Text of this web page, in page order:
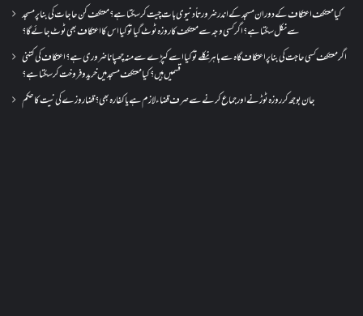
کیا معتکف اعتکاف کے دوران مسجد کے اندر ضرورتاً دنیوی بات چیت کر سکتا ہے؟معتکف کن حاجات کی بنا پر مسجد
سے نکل سکتا ہے؟ اگر کسی وجہ سے معتکف کا روزہ ٹوٹ گیا تو کیا اس کا اعتکاف بھی ٹوٹ جائے گا؟
اگر معتکف کسی حاجت کی بنا پر اعتکاف گاہ سے باہر نکلے تو کیا اسے کپڑے سے منہ چھپانا ضروری ہے؟اعتکاف کی کتنی
قسمیں ہیں؟کیا معتکف مسجد میں خرید و فروخت کر سکتا ہے؟
جان بوجھ کر روزہ ٹوڑنے اور جماع کرنے سے صرف قضاء لازم ہے یا کفارہ بھی؟ قضا روزے کی نیت کا حکم